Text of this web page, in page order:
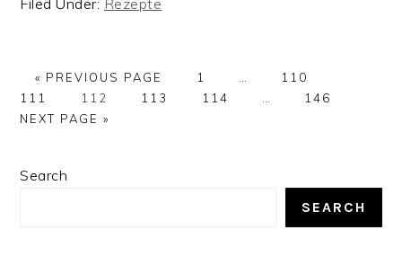
Filed Under: Rezepte
« GO
PREVIOUS PAGE PAGE
1 PAGE
110
111
PAGE
112 PAGE
113 PAGE
114 PAGE
146
NEXT PAGE »
PRIMARY
Search
SEARCH